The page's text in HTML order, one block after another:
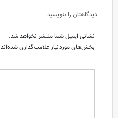
دیدگاهتان را بنویسید
نشانی ایمیل شما منتشر نخواهد شد.
بخش‌های موردنیاز علامت‌گذاری شده‌اند